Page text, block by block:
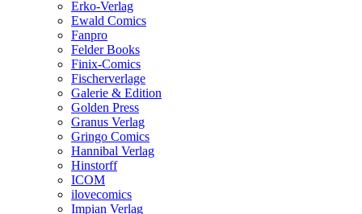
Erko-Verlag
Ewald Comics
Fanpro
Felder Books
Finix-Comics
Fischerverlage
Galerie & Edition
Golden Press
Granus Verlag
Gringo Comics
Hannibal Verlag
Hinstorff
ICOM
ilovecomics
Impian Verlag